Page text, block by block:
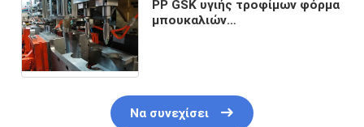
PP GSK υγιής τροφίμων φόρμα
μπουκαλιών
Να συνεχίσει